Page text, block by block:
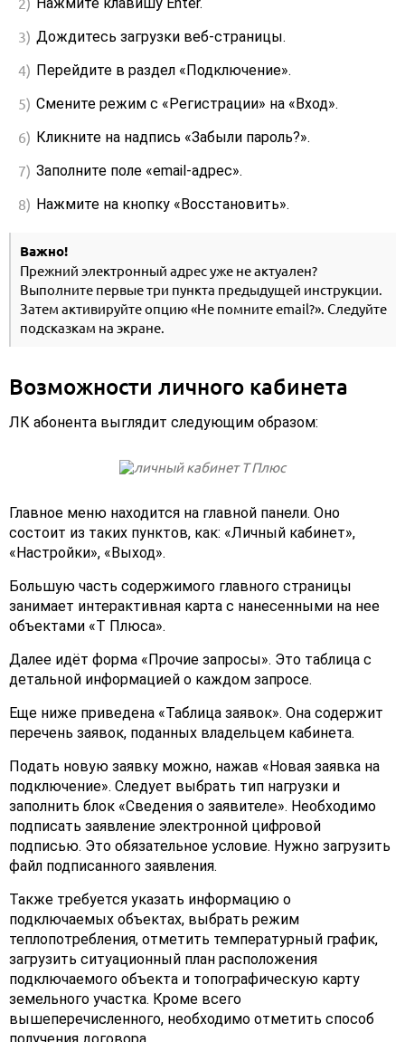
Дождитесь загрузки веб-страницы.
Перейдите в раздел «Подключение».
Смените режим с «Регистрации» на «Вход».
Кликните на надпись «Забыли пароль?».
Заполните поле «email-адрес».
Нажмите на кнопку «Восстановить».
Важно!
Прежний электронный адрес уже не актуален?
Выполните первые три пункта предыдущей инструкции.
Затем активируйте опцию «Не помните email?». Следуйте
подсказкам на экране.
Возможности личного кабинета
ЛК абонента выглядит следующим образом:
Главное меню находится на главной панели. Оно
состоит из таких пунктов, как: «Личный кабинет»,
«Настройки», «Выход».
Большую часть содержимого главного страницы
занимает интерактивная карта с нанесенными на нее
объектами «Т Плюса».
Далее идёт форма «Прочие запросы». Это таблица с
детальной информацией о каждом запросе.
Еще ниже приведена «Таблица заявок». Она содержит
перечень заявок, поданных владельцем кабинета.
Подать новую заявку можно, нажав «Новая заявка на
подключение». Следует выбрать тип нагрузки и
заполнить блок «Сведения о заявителе». Необходимо
подписать заявление электронной цифровой
подписью. Это обязательное условие. Нужно загрузить
файл подписанного заявления.
Также требуется указать информацию о
подключаемых объектах, выбрать режим
теплопотребления, отметить температурный график,
загрузить ситуационный план расположения
подключаемого объекта и топографическую карту
земельного участка. Кроме всего
вышеперечисленного, необходимо отметить способ